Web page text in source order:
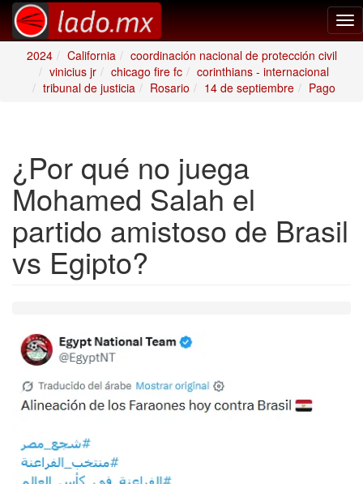
2024
California
coordinación nacional de protección civil
vinicius jr
chicago fire fc
corinthians - internacional
tribunal de justicia
Rosario 14 de septiembre Pago
¿Por qué no juega
Mohamed Salah el
partido amistoso de Brasil
vs Egipto?